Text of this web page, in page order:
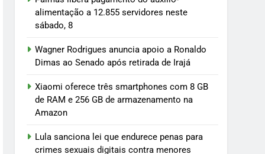
alimentação a 12.855 servidores neste
sábado, 8
Wagner Rodrigues anuncia apoio a Ronaldo
Dimas ao Senado após retirada de Irajá
Xiaomi oferece três smartphones com 8 GB
de RAM e 256 GB de armazenamento na
Amazon
Lula sanciona lei que endurece penas para
crimes sexuais digitais contra menores